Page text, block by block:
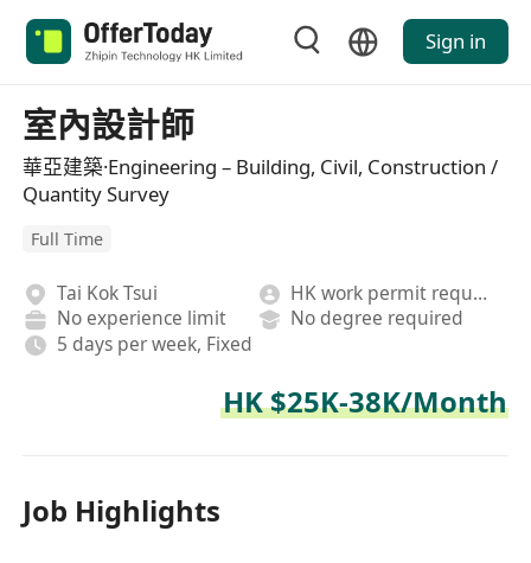
Sign in
室內設計師
華亞建築·Engineering – Building, Civil, Construction /
Quantity Survey
Full Time
Tai Kok Tsui
HK work permit required
No experience limit
No degree required
5 days per week, Fixed
HK $25K-38K/Month
Job Highlights